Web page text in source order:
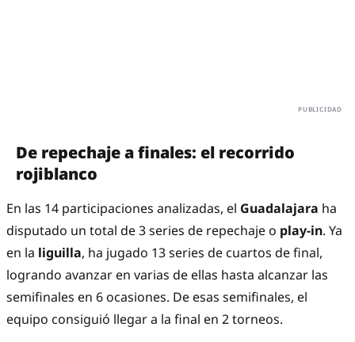
De repechaje a finales: el recorrido
rojiblanco
En las 14 participaciones analizadas, el Guadalajara ha
disputado un total de 3 series de repechaje o play-in. Ya
en la liguilla, ha jugado 13 series de cuartos de final,
logrando avanzar en varias de ellas hasta alcanzar las
semifinales en 6 ocasiones. De esas semifinales, el
equipo consiguió llegar a la final en 2 torneos.